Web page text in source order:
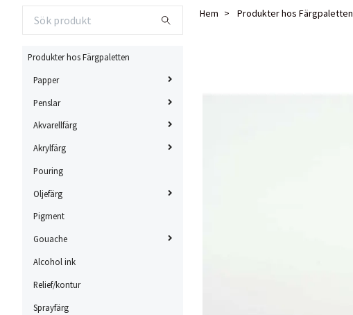
Produkter hos Färgpaletten
Papper
Penslar
Akvarellfärg
Akrylfärg
Pouring
Oljefärg
Pigment
Gouache
Alcohol ink
Relief/kontur
Sprayfärg
Hem Produkter hos Färgpaletten